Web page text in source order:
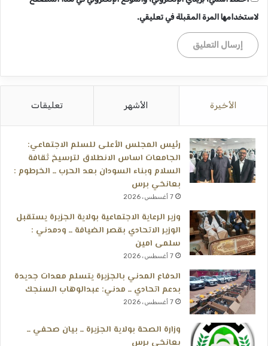
لاستخدامها المرة المقبلة في تعليقي.
الأخيرة الأشهر تعليقات
رئيس المجلس الأعلى للسلم الاجتماعي:
الجامعات اساس الانطلاق لترسيخ ثقافة
السلام وبناء السودان بعد الحرب ــ الخرطوم :
بعانخي برس
7 أغسطس، 2026
وزير الرعاية الاجتماعية بولاية الجزيرة يستقبل
الوزير الاتحادي بقصر الضيافة ــ ودمدني :
سلمى امين
7 أغسطس، 2026
الدفاع المدني بالجزيرة يتسلم معدات جديدة
بدعم اتحادي ــ مدني: عبدالوهاب السنجك
7 أغسطس، 2026
وزارة الصحة بولاية الجزيرة ــ بيان صحفي ــ
بعانخي برس